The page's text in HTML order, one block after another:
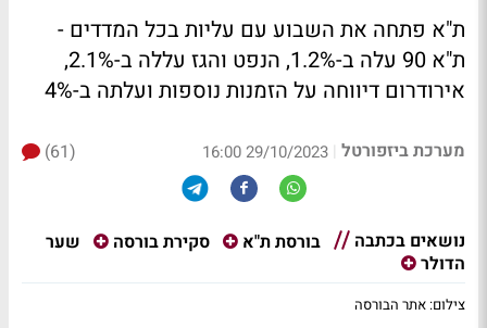
ת"א פתחה את השבוע עם עליות בכל המדדים -
ת"א 90 עלה ב-1.2%, הנפט והגז עללה ב-2.1%,
אירודרום דיווחה על הזמנות נוספות ועלתה ב-4%
מערכת ביזפורטל |
29/10/2023 16:00
(61)
נושאים בכתבה בורסת ת"א סקירת בורסה
שער
הדולר
צילום: אתר הבורסה